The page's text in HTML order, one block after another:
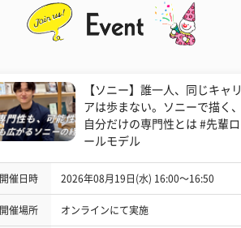
【ソニー】誰一人、同じキャリ
アは歩まない。ソニーで描く、
自分だけの専門性とは #先輩ロ
ールモデル
開催日時 2026年08月19日(水) 16:00〜16:50
開催場所 オンラインにて実施